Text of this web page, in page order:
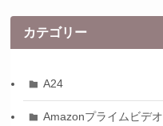
カテゴリー
A24
Amazonプライムビデオ